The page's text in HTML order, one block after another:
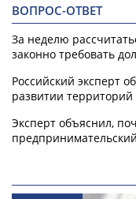
ВОПРОС-ОТВЕТ
За неделю
законно требовать
Российский эксперт
развитии территорий
Эксперт объяснил,